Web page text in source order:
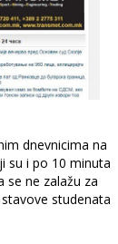
dnevnicima na
su i po 10 minuta
se ne zalažu za
studenata